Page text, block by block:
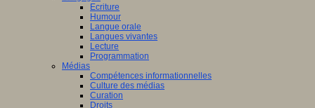
Ecriture
Humour
Langue orale
Langues vivantes
Lecture
Programmation
Médias
Compétences informationnelles
Culture des médias
Curation
Droits